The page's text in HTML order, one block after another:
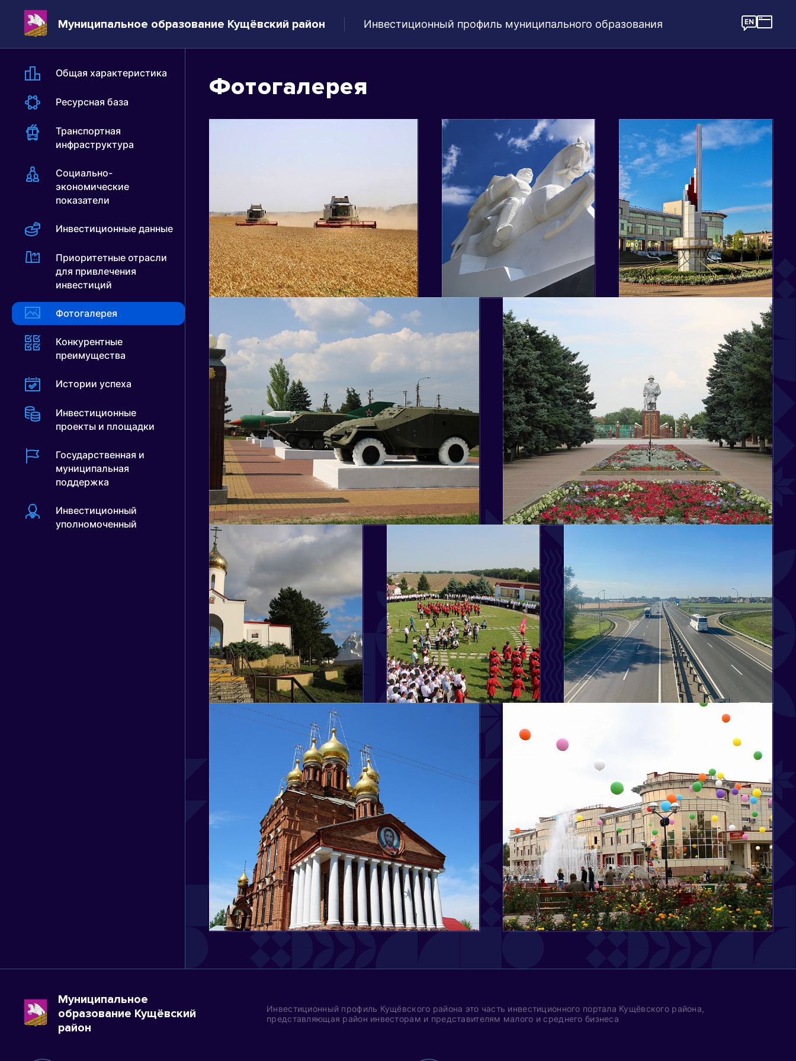
Муниципальное образование Кущёвский район Инвестиционный профиль муниципального образования
Общая характеристика
Ресурсная база
Транспортная
инфраструктура
Социально-
экономические
показатели
Инвестиционные данные
Приоритетные отрасли
для привлечения
инвестиций
Фотогалерея
Конкурентные
преимущества
Истории успеха
Инвестиционные
проекты и площадки
Государственная и
муниципальная
поддержка
Инвестиционный
уполномоченный
Фотогалерея
Муниципальное
образование Кущёвский
район
Инвестиционный профиль Кущёвского района это часть инвестиционного портала Кущёвского района,
представляющая район инвесторам и представителям малого и среднего бизнеса